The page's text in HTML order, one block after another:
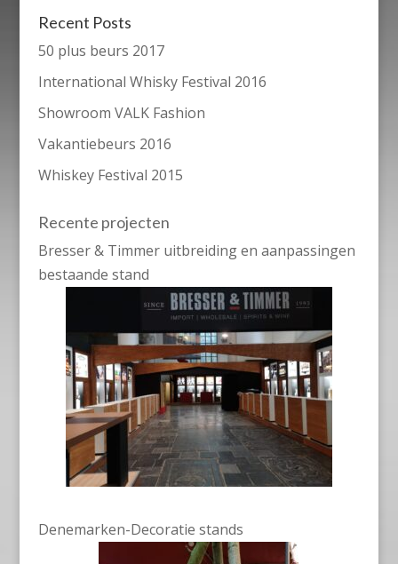
Recent Posts
50 plus beurs 2017
International Whisky Festival 2016
Showroom VALK Fashion
Vakantiebeurs 2016
Whiskey Festival 2015
Recente projecten
Bresser & Timmer uitbreiding en aanpassingen
bestaande stand
Denemarken-Decoratie stands